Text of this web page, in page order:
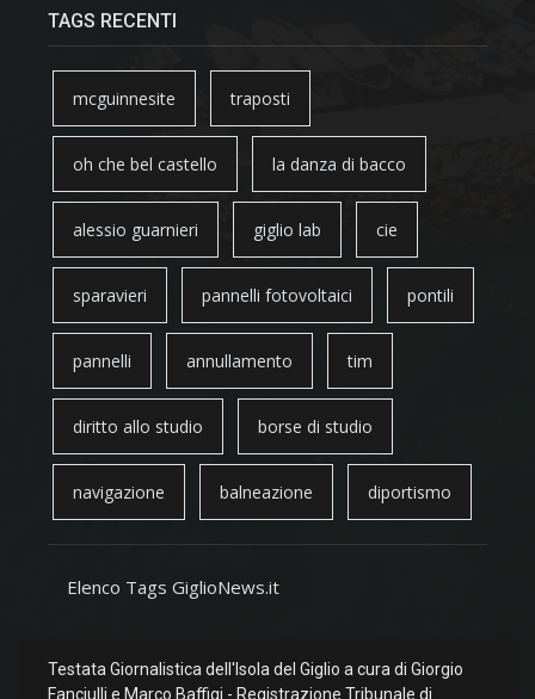
TAGS RECENTI
mcguinnesite traposti
oh che bel castello la danza di bacco
alessio guarnieri giglio lab cie
sparavieri pannelli fotovoltaici pontili
pannelli annullamento tim
diritto allo studio borse di studio
navigazione balneazione diportismo
Elenco Tags GiglioNews.it
Testata Giornalistica dell'Isola del Giglio a cura di Giorgio
Fanciulli e Marco Baffigi - Registrazione Tribunale di